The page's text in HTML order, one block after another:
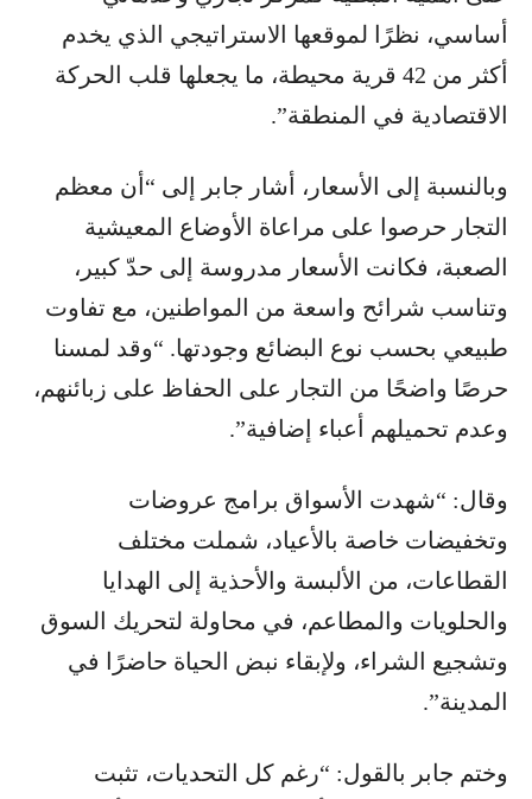
أساسي، نظرًا لموقعها الاستراتيجي الذي يخدم
أكثر من 42 قرية محيطة، ما يجعلها قلب الحركة
الاقتصادية في المنطقة”.
وبالنسبة إلى الأسعار، أشار جابر إلى “أن معظم
التجار حرصوا على مراعاة الأوضاع المعيشية
الصعبة، فكانت الأسعار مدروسة إلى حدّ كبير،
وتناسب شرائح واسعة من المواطنين، مع تفاوت
طبيعي بحسب نوع البضائع وجودتها. “وقد لمسنا
حرصًا واضحًا من التجار على الحفاظ على زبائنهم،
وعدم تحميلهم أعباء إضافية”.
وقال: “شهدت الأسواق برامج عروضات
وتخفيضات خاصة بالأعياد، شملت مختلف
القطاعات، من الألبسة والأحذية إلى الهدايا
والحلويات والمطاعم، في محاولة لتحريك السوق
وتشجيع الشراء، ولإبقاء نبض الحياة حاضرًا في
المدينة”.
وختم جابر بالقول: “رغم كل التحديات، تثبت